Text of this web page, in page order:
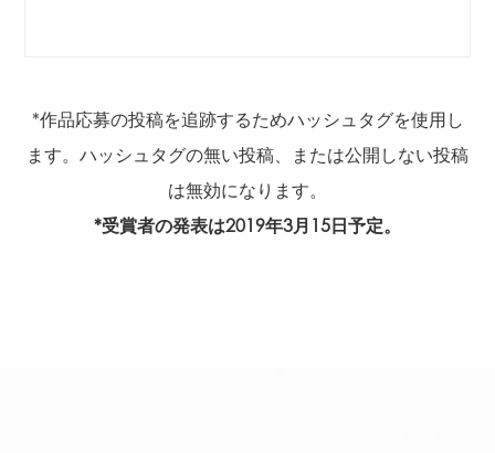
*作品応募の投稿を追跡するためハッシュタグを使用し
ます。ハッシュタグの無い投稿、または公開しない投稿
は無効になります。
*受賞者の発表は2019年3月15日予定。